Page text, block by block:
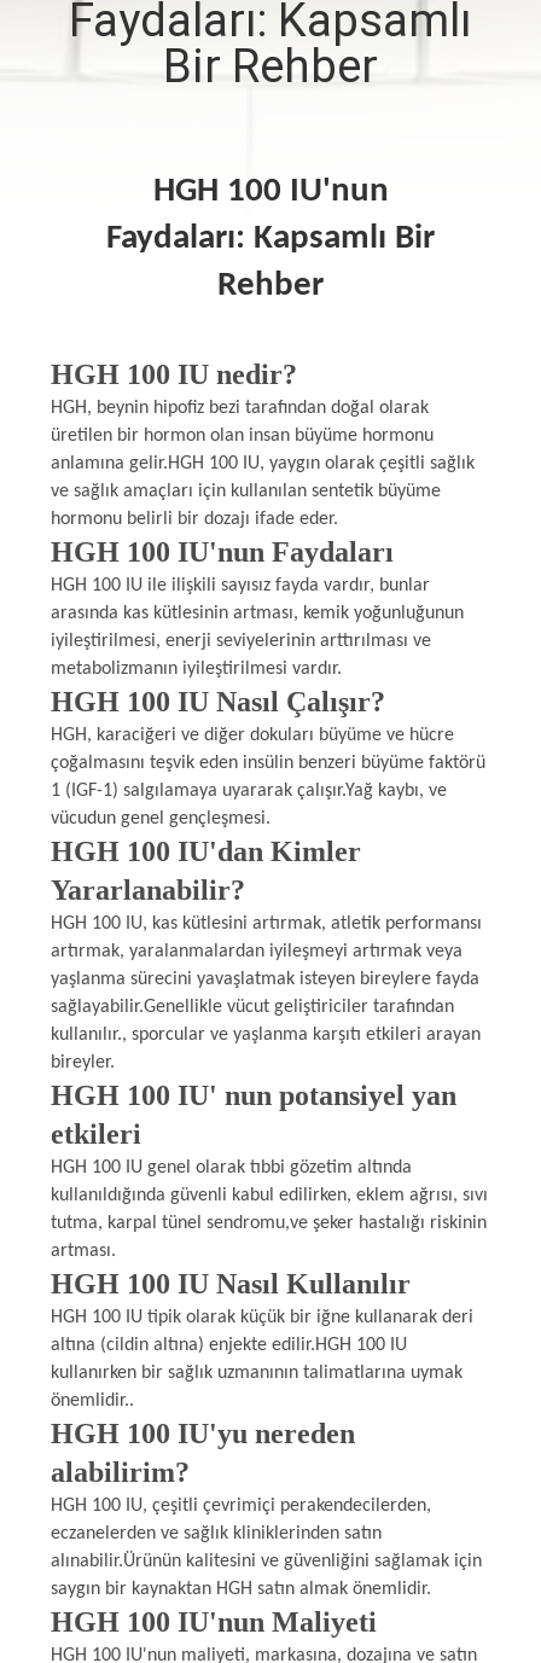
KONTROL
HABERLER
SITE
HARITASI
PRIVACY
POLICY
Faydaları: Kapsamlı
Bir Rehber
HGH 100 IU'nun
Faydaları: Kapsamlı Bir
Rehber
HGH 100 IU nedir?
HGH, beynin hipofiz bezi tarafından doğal olarak
üretilen bir hormon olan insan büyüme hormonu
anlamına gelir.HGH 100 IU, yaygın olarak çeşitli sağlık
ve sağlık amaçları için kullanılan sentetik büyüme
hormonu belirli bir dozajı ifade eder.
HGH 100 IU'nun Faydaları
HGH 100 IU ile ilişkili sayısız fayda vardır, bunlar
arasında kas kütlesinin artması, kemik yoğunluğunun
iyileştirilmesi, enerji seviyelerinin arttırılması ve
metabolizmanın iyileştirilmesi vardır.
HGH 100 IU Nasıl Çalışır?
HGH, karaciğeri ve diğer dokuları büyüme ve hücre
çoğalmasını teşvik eden insülin benzeri büyüme faktörü
1 (IGF-1) salgılamaya uyararak çalışır.Yağ kaybı, ve
vücudun genel gençleşmesi.
HGH 100 IU'dan Kimler
Yararlanabilir?
HGH 100 IU, kas kütlesini artırmak, atletik performansı
artırmak, yaralanmalardan iyileşmeyi artırmak veya
yaşlanma sürecini yavaşlatmak isteyen bireylere fayda
sağlayabilir.Genellikle vücut geliştiriciler tarafından
kullanılır., sporcular ve yaşlanma karşıtı etkileri arayan
bireyler.
HGH 100 IU' nun potansiyel yan
etkileri
HGH 100 IU genel olarak tıbbi gözetim altında
kullanıldığında güvenli kabul edilirken, eklem ağrısı, sıvı
tutma, karpal tünel sendromu,ve şeker hastalığı riskinin
artması.
HGH 100 IU Nasıl Kullanılır
HGH 100 IU tipik olarak küçük bir iğne kullanarak deri
altına (cildin altına) enjekte edilir.HGH 100 IU
kullanırken bir sağlık uzmanının talimatlarına uymak
önemlidir..
HGH 100 IU'yu nereden
alabilirim?
HGH 100 IU, çeşitli çevrimiçi perakendecilerden,
eczanelerden ve sağlık kliniklerinden satın
alınabilir.Ürünün kalitesini ve güvenliğini sağlamak için
saygın bir kaynaktan HGH satın almak önemlidir.
HGH 100 IU'nun Maliyeti
HGH 100 IU'nun maliyeti, markasına, dozajına ve satın